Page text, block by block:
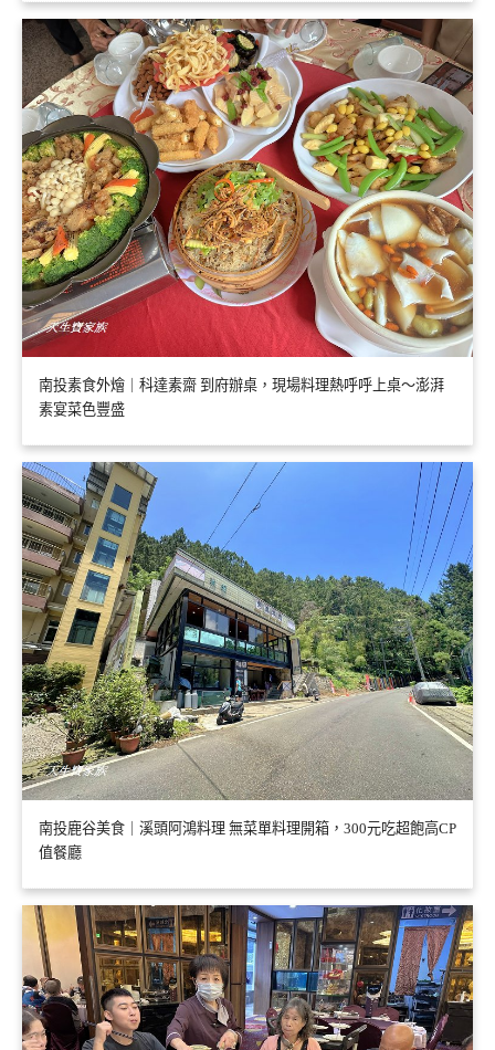
南投素食外燴｜科達素齋 到府辦桌，現場料理熱呼呼上桌～澎湃
素宴菜色豐盛
南投鹿谷美食｜溪頭阿鴻料理 無菜單料理開箱，300元吃超飽高CP
值餐廳